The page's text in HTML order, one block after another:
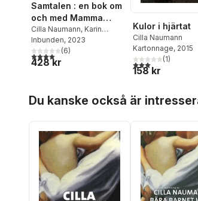
Samtalen : en bok om
och med Mamma
Andersson
Cilla Naumann, Karin
Mamma Andersson
Inbunden, 2023
4,0utav 5 stjärnor. Totalt antal röster:
(6)
428 kr
Kulor i hjärtat
Cilla Naumann
Kartonnage, 2015
3,0utav 5 stjärnor.
(1)
158 kr
Du kanske också är